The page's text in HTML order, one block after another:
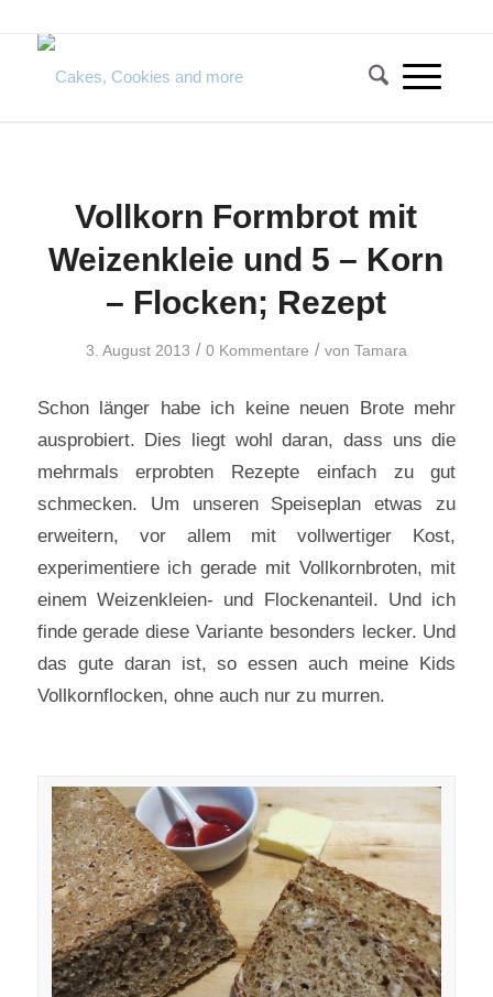
Vollkorn Formbrot mit
Weizenkleie und 5 – Korn
– Flocken; Rezept
3. August 2013 / 0 Kommentare / von Tamara
Schon länger habe ich keine neuen Brote mehr
ausprobiert. Dies liegt wohl daran, dass uns die
mehrmals erprobten Rezepte einfach zu gut
schmecken. Um unseren Speiseplan etwas zu
erweitern, vor allem mit vollwertiger Kost,
experimentiere ich gerade mit Vollkornbroten, mit
einem Weizenkleien- und Flockenanteil. Und ich
finde gerade diese Variante besonders lecker. Und
das gute daran ist, so essen auch meine Kids
Vollkornflocken, ohne auch nur zu murren.